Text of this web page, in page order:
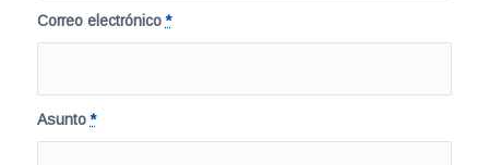
Correo electrónico*
Asunto*